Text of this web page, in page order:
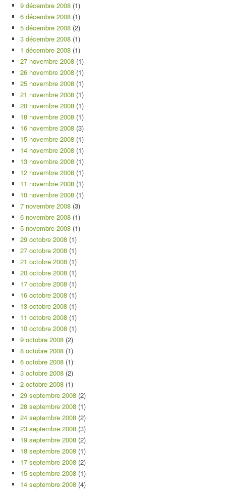
9 décembre 2008 (1)
6 décembre 2008 (1)
5 décembre 2008 (2)
3 décembre 2008 (1)
1 décembre 2008 (1)
27 novembre 2008 (1)
26 novembre 2008 (1)
25 novembre 2008 (1)
21 novembre 2008 (1)
20 novembre 2008 (1)
18 novembre 2008 (1)
16 novembre 2008 (3)
15 novembre 2008 (1)
14 novembre 2008 (1)
13 novembre 2008 (1)
12 novembre 2008 (1)
11 novembre 2008 (1)
10 novembre 2008 (1)
7 novembre 2008 (3)
6 novembre 2008 (1)
5 novembre 2008 (1)
29 octobre 2008 (1)
27 octobre 2008 (1)
21 octobre 2008 (1)
20 octobre 2008 (1)
17 octobre 2008 (1)
16 octobre 2008 (1)
13 octobre 2008 (1)
11 octobre 2008 (1)
10 octobre 2008 (1)
9 octobre 2008 (2)
8 octobre 2008 (1)
6 octobre 2008 (1)
3 octobre 2008 (2)
2 octobre 2008 (1)
29 septembre 2008 (2)
28 septembre 2008 (1)
24 septembre 2008 (2)
23 septembre 2008 (3)
19 septembre 2008 (2)
18 septembre 2008 (1)
17 septembre 2008 (2)
15 septembre 2008 (1)
14 septembre 2008 (4)